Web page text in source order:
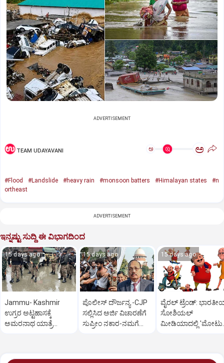
ADVERTISEMENT
TEAM UDAYAVANI ಅ ಅ
#Flood #Landslide #heavy rain #monsoon batters #Himalayan states
#n
ortheast
ADVERTISEMENT
ಇನ್ನಷ್ಟು ಸುದ್ದಿ ಈ ವಿಭಾಗದಿಂದ
15 days ago
Jammu- Kashmir
ಉಗ್ರರ ಅಟ್ಟಹಾಸಕ್ಕೆ
ಅಮರನಾಥ ಯಾತ್ರೆ
15 days ago
ಪೊಲೀಸ್‌ ದೌರ್ಜನ್ಯ -CJP
ಸಲ್ಲಿಸಿದ ಅರ್ಜಿ ವಿಚಾರಣೆಗೆ
ಸುಪ್ರೀಂ ನಕಾರ-ನಮಗೆ
15 days ago
ವೈರಲ್ ಟ್ರೆಂಡ್:
ಸೋಶಿಯಲ್
ಮೀಡಿಯಾದಲ್ಲಿ 'ಮೋಟು